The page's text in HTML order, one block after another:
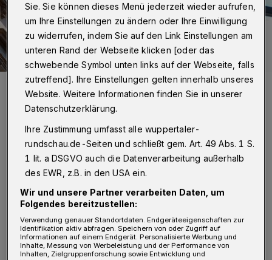
Vorsichtig wurde der Korb herabgelassen.
Foto: Christoph Petersen
D orthin war zunächst der Rettungsdienst
gegen 12 Uhr gerufen worden. Nachdem
die Einsatzkräfte die betreffende Person
untersucht und ihr Rahmen der Ersten Hilfe
geholfen hatten, stand fest, dass sie zur
Sie. Sie können dieses Menü jederzeit wieder aufrufen,
um Ihre Einstellungen zu ändern oder Ihre Einwilligung
zu widerrufen, indem Sie auf den Link Einstellungen am
unteren Rand der Webseite klicken [oder das
schwebende Symbol unten links auf der Webseite, falls
zutreffend]. Ihre Einstellungen gelten innerhalb unseres
Website. Weitere Informationen finden Sie in unserer
Datenschutzerklärung.
Ihre Zustimmung umfasst alle wuppertaler-
rundschau.de-Seiten und schließt gem. Art. 49 Abs. 1 S.
1 lit. a DSGVO auch die Datenverarbeitung außerhalb
des EWR, z.B. in den USA ein.
Wir und unsere Partner verarbeiten Daten, um
Folgendes bereitzustellen:
Verwendung genauer Standortdaten. Endgeräteeigenschaften zur
Identifikation aktiv abfragen. Speichern von oder Zugriff auf
Informationen auf einem Endgerät. Personalisierte Werbung und
Inhalte, Messung von Werbeleistung und der Performance von
Inhalten, Zielgruppenforschung sowie Entwicklung und